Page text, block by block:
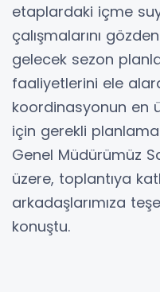
etaplardaki içme
çalışmalarını
gelecek sezon
faaliyetlerini ele
koordinasyonun en
için gerekli
Genel Müdürümüz
üzere, toplantıya
arkadaşlarımıza
konuştu.